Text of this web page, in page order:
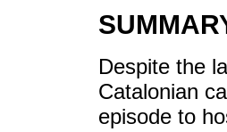
Despite the
Catalonian
episode to